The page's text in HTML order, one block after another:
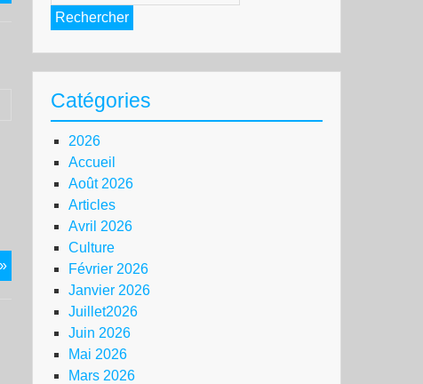
Calédonie,
valeurs
européennes
Nouvelle-
Calédonie :
l’impensé
Catégories
2026
Accueil
Août 2026
Articles
Avril 2026
Culture
Février 2026
Janvier 2026
Juillet2026
Juin 2026
Mai 2026
Mars 2026